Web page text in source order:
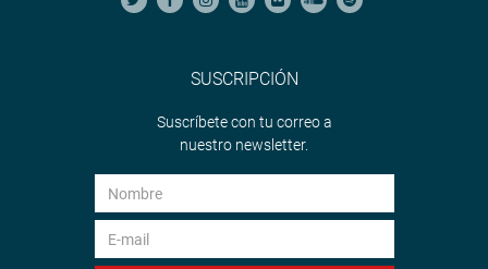
SUSCRIPCIÓN
Suscríbete con tu correo a
nuestro newsletter.